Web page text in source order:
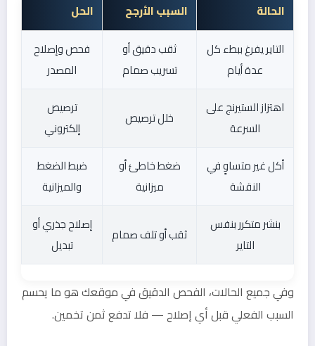
الحالة السبب الأرجح
الحل
التاير يفرغ ببطء كل
عدة أيام
ثقب دقيق أو
تسريب صمام
فحص وإصلاح
المصدر
اهتزاز الستيرنج على
السرعة
خلل ترصيص
ترصيص
إلكتروني
أكل غير متساوٍ في
النقشة
ضغط خاطئ أو
ميزانية
ضبط الضغط
والميزانية
بنشر متكرر بنفس
التاير
ثقب أو تلف صمام
إصلاح جذري أو
تبديل
وفي جميع الحالات، الفحص الدقيق في موقعك هو ما يحسم
السبب الفعلي قبل أي إصلاح — فلا تدفع ثمن تخمين.